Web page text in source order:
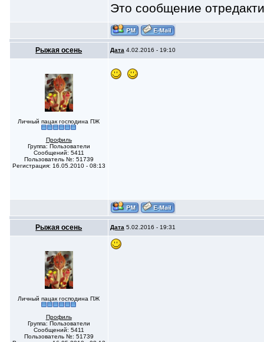
Это сообщение
Рыжая осень Дата 4.02.2016 - 19:10
Личный пацак господина ПЖ
Профиль
Группа: Пользователи
Сообщений: 5411
Пользователь №: 51739
Регистрация: 16.05.2010 - 08:13
Рыжая осень Дата 5.02.2016 - 19:31
Личный пацак господина ПЖ
Профиль
Группа: Пользователи
Сообщений: 5411
Пользователь №: 51739